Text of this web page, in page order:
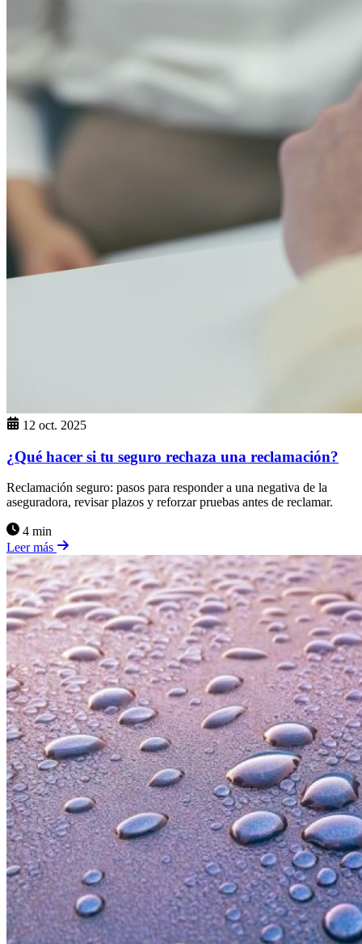
12 oct. 2025
¿Qué hacer si tu seguro rechaza una reclamación?
Reclamación seguro: pasos para responder a una negativa de la
aseguradora, revisar plazos y reforzar pruebas antes de reclamar.
4 min
Leer más